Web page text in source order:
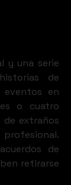
y una serie
de
eventos en
o cuatro
de extraños
de
retirarse